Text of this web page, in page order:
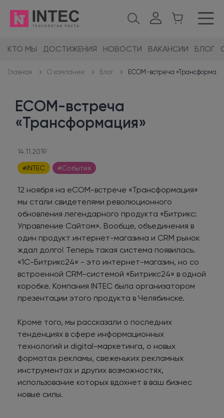
КТО МЫ ДОСТИЖЕНИЯ НОВОСТИ ВАКАНСИИ БЛОГ
Главная О компании Блог ECOM-встреча
ECOM-встреча
«Трансформация»
14.11.2019
#INTEC #События
12 ноября на eCOM-встрече «Трансформация»
мы стали свидетелями революционного
обновления легендарного продукта «Битрикс:
Управление Сайтом». Вообще, объединения в
один продукт интернет-магазина и CRM рынок
ждал долго! Теперь такая система появилась.
«1С-Битрикс24» - это интернет-магазин, но со
встроенной CRM-системой «Битрикс24» в одной
коробке. Компания INTEC была организатором
презентации этого продукта в Челябинске.
Кроме того, мы рассказали о последних
тенденциях в сфере информационных
технологий и digital-маркетинга, о новых
форматах рекламы, свеженьких рекламных
инструментах и других возможностях,
использование которых вдохнет в ваш бизнес
новые силы.